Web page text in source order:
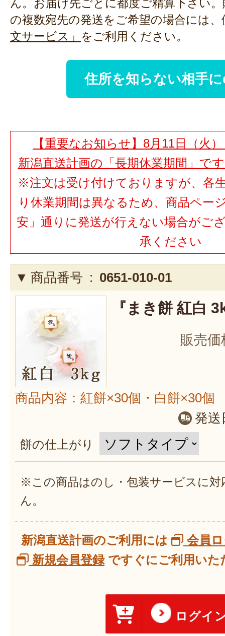
ん。お届け先ごとに都度ご精算下さい
の複数宛先の発送をご希望の場合には、
文サービス」 をご利用ください。
住所を知らない相手
【重要なお知らせ】8月11日（火
新潟直送計画の「長期休業期間」で
※注文は受け付けておりますが、各
り休業期間は異なるため、商品ペー
安」通りに発送が行えない場合がご
承ください
商品番号 : 0651-010-01
『まき餅 紅白
販売価
商品内容：紅餅×30個・白餅×30個
発送
餅の仕上がり
※この商品はのし・包装サービスに対
ん。
新潟直送計画のご利用には
会員
新規会員登録ですぐにご利用いた
ログイ